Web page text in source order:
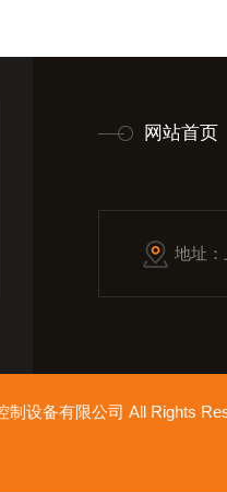
网站首页
地址
制设备有限公司 All Rights